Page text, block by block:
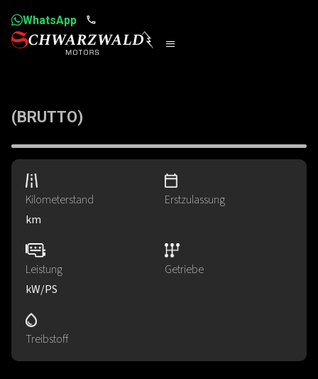
WhatsApp
km
Kilometerstand Erstzulassung
kW​/PS
Leistung Getriebe
Treibstoff
(BRUTTO)